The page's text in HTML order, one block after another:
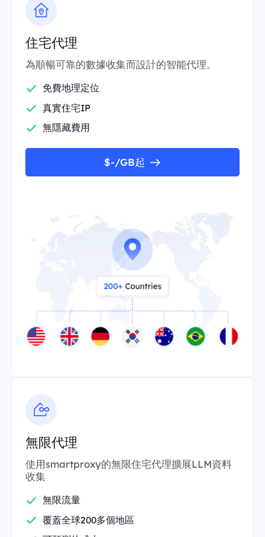
住宅代理
為順暢可靠的數據收集而設計的智能代理。
免費地理定位
真實住宅IP
無隱藏費用
$-/GB起
無限代理
使用smartproxy的無限住宅代理擴展LLM資料
收集
無限流量
覆蓋全球200多個地區